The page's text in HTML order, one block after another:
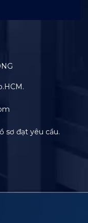
sơ đạt yêu cầu.